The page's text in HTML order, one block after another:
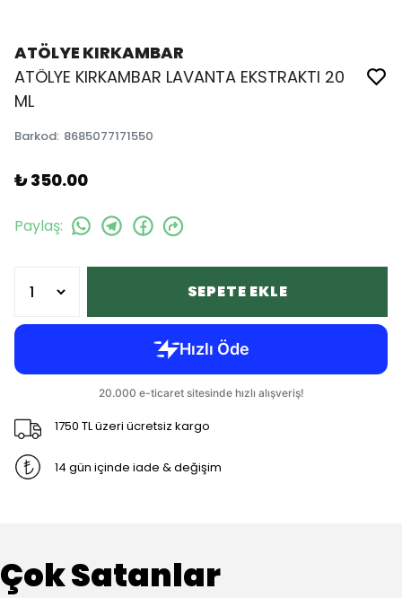
ATÖLYE KIRKAMBAR
ATÖLYE KIRKAMBAR LAVANTA EKSTRAKTI 20
ML
Barkod: 8685077171550
₺ 350.00
Paylaş:
SEPETE EKLE
1750 TL üzeri ücretsiz kargo
14 gün içinde iade & değişim
Çok Satanlar